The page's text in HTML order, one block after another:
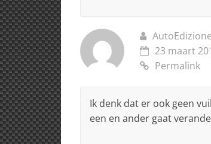
AutoEdizione
23 maart
Permalink
Ik denk dat er ook geen
een en ander gaat